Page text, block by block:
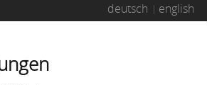
deutsch english